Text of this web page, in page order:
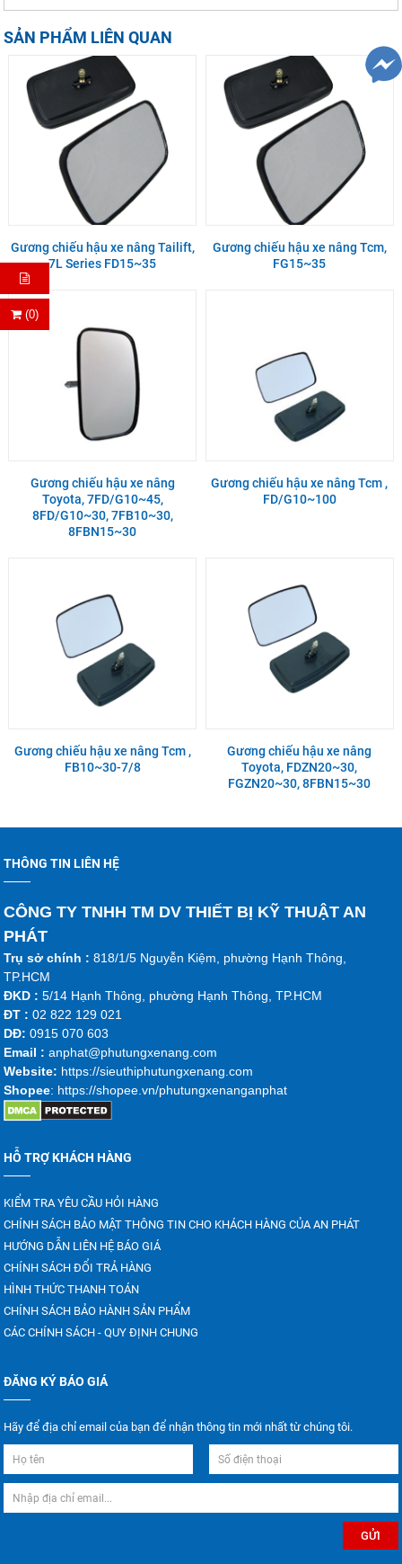
(0)
SẢN PHẨM LIÊN QUAN
Gương chiếu hậu xe nâng Tailift,
7L Series FD15~35
Gương chiếu hậu xe nâng Tcm,
FG15~35
Gương chiếu hậu xe nâng
Toyota, 7FD/G10~45,
8FD/G10~30, 7FB10~30,
8FBN15~30
Gương chiếu hậu xe nâng Tcm ,
FD/G10~100
Gương chiếu hậu xe nâng Tcm ,
FB10~30-7/8
Gương chiếu hậu xe nâng
Toyota, FDZN20~30,
FGZN20~30, 8FBN15~30
THÔNG TIN LIÊN HỆ
CÔNG TY TNHH TM DV THIẾT BỊ KỸ THUẬT AN
PHÁT
Trụ sở chính : 818/1/5 Nguyễn Kiệm, phường Hạnh Thông,
TP.HCM
ĐKD :5/14 Hạnh Thông, phường Hạnh Thông, TP.HCM
ĐT : 02 822 129 021
DĐ:0915 070 603
Email :anphat@phutungxenang.com
Website: https://sieuthiphutungxenang.com
Shopee: https://shopee.vn/phutungxenanganphat
HỖ TRỢ KHÁCH HÀNG
KIỂM TRA YÊU CẦU HỎI HÀNG
CHÍNH SÁCH BẢO MẬT THÔNG TIN CHO KHÁCH HÀNG CỦA AN PHÁT
HƯỚNG DẪN LIÊN HỆ BÁO GIÁ
CHÍNH SÁCH ĐỔI TRẢ HÀNG
HÌNH THỨC THANH TOÁN
CHÍNH SÁCH BẢO HÀNH SẢN PHẨM
CÁC CHÍNH SÁCH - QUY ĐỊNH CHUNG
ĐĂNG KÝ BÁO GIÁ
Hãy để địa chỉ email của bạn để nhận thông tin mới nhất từ chúng tôi.